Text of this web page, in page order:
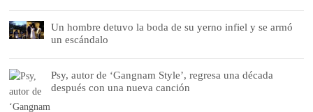
Un hombre detuvo la boda de su yerno infiel y se armó
un escándalo
Psy, autor de ‘Gangnam Style’, regresa una década
después con una nueva canción